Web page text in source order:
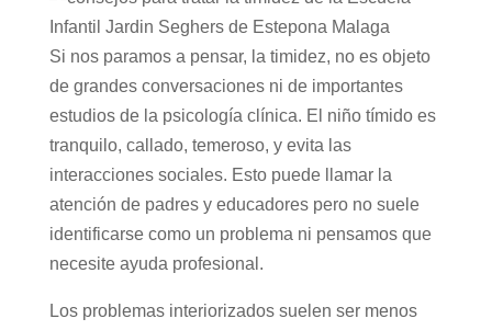
Si nos paramos a pensar, la timidez, no es objeto
de grandes conversaciones ni de importantes
estudios de la psicología clínica. El niño tímido es
tranquilo, callado, temeroso, y evita las
interacciones sociales. Esto puede llamar la
atención de padres y educadores pero no suele
identificarse como un problema ni pensamos que
necesite ayuda profesional.
Los problemas interiorizados suelen ser menos